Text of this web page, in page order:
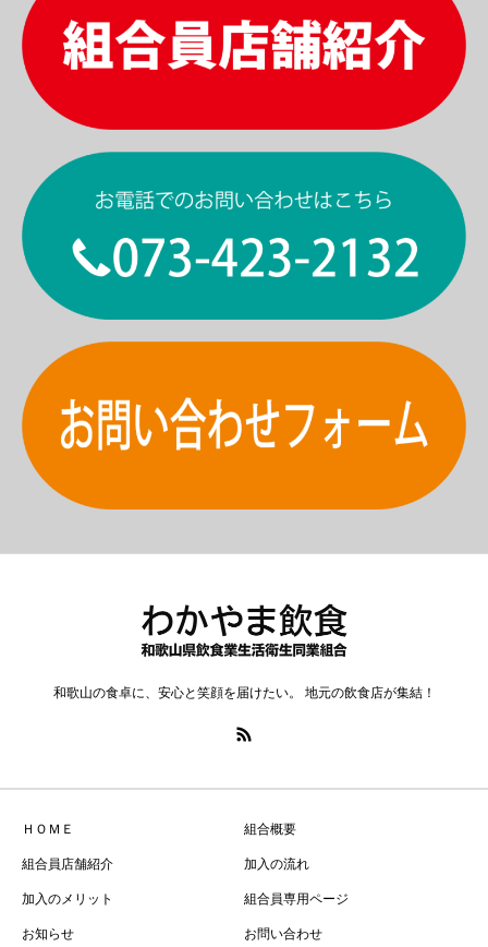
和歌山の食卓に、安心と笑顔を届けたい。 地元の飲食店が集結！
ＨＯＭＥ 組合概要
組合員店舗紹介 加入の流れ
加入のメリット 組合員専用ページ
お知らせ お問い合わせ